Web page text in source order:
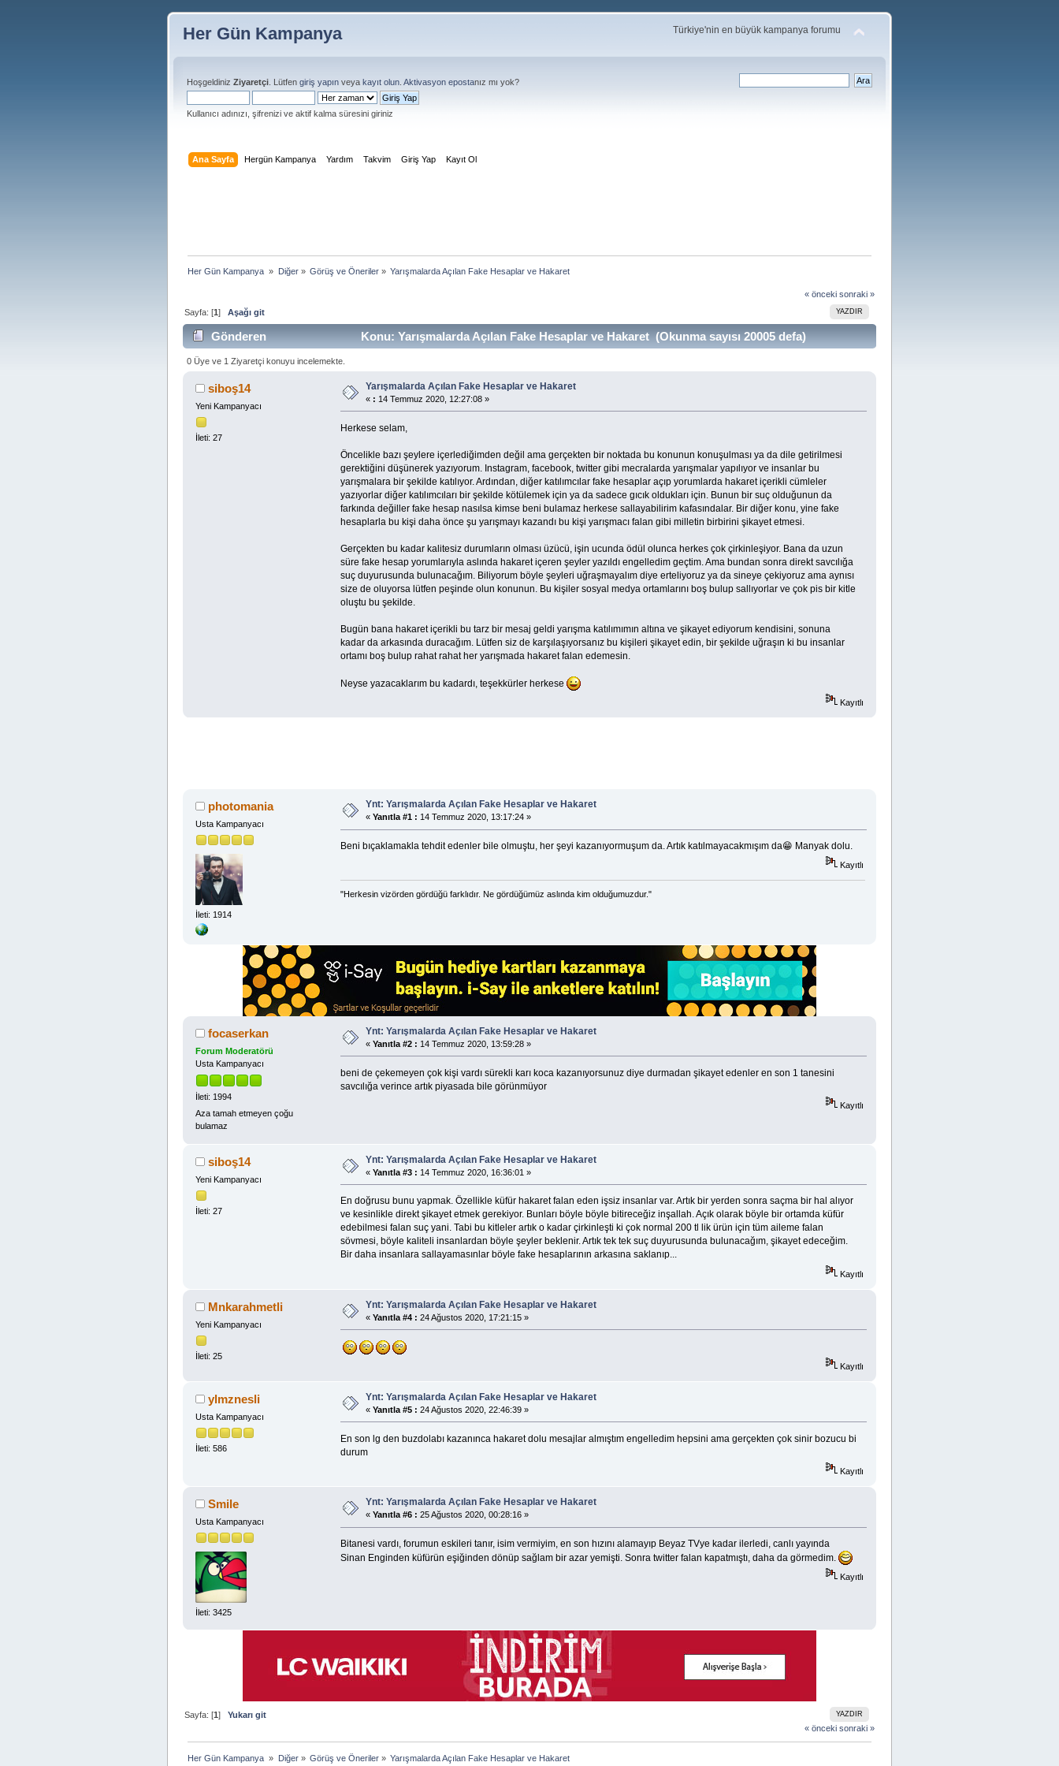
Her Gün Kampanya Türkiye'nin en büyük kampanya forumu
Hoşgeldiniz Ziyaretçi . Lütfen giriş yapın veya kayıt olun Aktivasyon epostanız mı yok?
Kullanıcı adınızı, şifrenizi ve aktif kalma süresini giriniz
Ana Sayfa Hergün Kampanya Yardım Takvim Giriş Yap Kayıt Ol
Her Gün Kampanya » Diğer» Görüş ve Öneriler» Yarışmalarda Açılan Fake Hesaplar ve Hakaret
« önceki sonraki »
YAZDIR
Sayfa: [1]Aşağı git
Gönderen Konu: Yarışmalarda Açılan Fake Hesaplar ve Hakaret (Okunma sayısı 20005 defa)
0 Üye ve 1 Ziyaretçi konuyu incelemekte.
siboş14
Yeni Kampanyacı
İleti: 27
Yarışmalarda Açılan Fake Hesaplar ve Hakaret
« : 14 Temmuz 2020, 12:27:08 »
Herkese selam,
Öncelikle bazı şeylere içerlediğimden değil ama gerçekten bir noktada bu konunun konuşulması ya da dile getirilmesi
gerektiğini düşünerek yazıyorum. Instagram, facebook, twitter gibi mecralarda yarışmalar yapılıyor ve insanlar bu
yarışmalara bir şekilde katılıyor. Ardından, diğer katılımcılar fake hesaplar açıp yorumlarda hakaret içerikli cümleler
yazıyorlar diğer katılımcıları bir şekilde kötülemek için ya da sadece gıcık oldukları için. Bunun bir suç olduğunun da
farkında değiller fake hesap nasılsa kimse beni bulamaz herkese sallayabilirim kafasındalar. Bir diğer konu, yine fake
hesaplarla bu kişi daha önce şu yarışmayı kazandı bu kişi yarışmacı falan gibi milletin birbirini şikayet etmesi.
Gerçekten bu kadar kalitesiz durumların olması üzücü, işin ucunda ödül olunca herkes çok çirkinleşiyor. Bana da uzun
süre fake hesap yorumlarıyla aslında hakaret içeren şeyler yazıldı engelledim geçtim. Ama bundan sonra direkt savcılığa
suç duyurusunda bulunacağım. Biliyorum böyle şeyleri uğraşmayalım diye erteliyoruz ya da sineye çekiyoruz ama aynısı
size de oluyorsa lütfen peşinde olun konunun. Bu kişiler sosyal medya ortamlarını boş bulup sallıyorlar ve çok pis bir kitle
oluştu bu şekilde.
Bugün bana hakaret içerikli bu tarz bir mesaj geldi yarışma katılımımın altına ve şikayet ediyorum kendisini, sonuna
kadar da arkasında duracağım. Lütfen siz de karşılaşıyorsanız bu kişileri şikayet edin, bir şekilde uğraşın ki bu insanlar
ortamı boş bulup rahat rahat her yarışmada hakaret falan edemesin.
Neyse yazacaklarım bu kadardı, teşekkürler herkese
Kayıtlı
photomania
Usta Kampanyacı
İleti: 1914
Ynt: Yarışmalarda Açılan Fake Hesaplar ve Hakaret
« Yanıtla #1 : 14 Temmuz 2020, 13:17:24 »
Beni bıçaklamakla tehdit edenler bile olmuştu, her şeyi kazanıyormuşum da. Artık katılmayacakmışım da😁 Manyak dolu.
Kayıtlı
"Herkesin vizörden gördüğü farklıdır. Ne gördüğümüz aslında kim olduğumuzdur."
focaserkan
Forum Moderatörü
Usta Kampanyacı
İleti: 1994
Aza tamah etmeyen çoğu
bulamaz
Ynt: Yarışmalarda Açılan Fake Hesaplar ve Hakaret
« Yanıtla #2 : 14 Temmuz 2020, 13:59:28 »
beni de çekemeyen çok kişi vardı sürekli karı koca kazanıyorsunuz diye durmadan şikayet edenler en son 1 tanesini
savcılığa verince artık piyasada bile görünmüyor
Kayıtlı
siboş14
Yeni Kampanyacı
İleti: 27
Ynt: Yarışmalarda Açılan Fake Hesaplar ve Hakaret
« Yanıtla #3 : 14 Temmuz 2020, 16:36:01 »
En doğrusu bunu yapmak. Özellikle küfür hakaret falan eden işsiz insanlar var. Artık bir yerden sonra saçma bir hal alıyor
ve kesinlikle direkt şikayet etmek gerekiyor. Bunları böyle böyle bitireceğiz inşallah. Açık olarak böyle bir ortamda küfür
edebilmesi falan suç yani. Tabi bu kitleler artık o kadar çirkinleşti ki çok normal 200 tl lik ürün için tüm aileme falan
sövmesi, böyle kaliteli insanlardan böyle şeyler beklenir. Artık tek tek suç duyurusunda bulunacağım, şikayet edeceğim.
Bir daha insanlara sallayamasınlar böyle fake hesaplarının arkasına saklanıp...
Kayıtlı
Mnkarahmetli
Yeni Kampanyacı
İleti: 25
Ynt: Yarışmalarda Açılan Fake Hesaplar ve Hakaret
« Yanıtla #4 : 24 Ağustos 2020, 17:21:15 »
Kayıtlı
ylmznesli
Usta Kampanyacı
İleti: 586
Ynt: Yarışmalarda Açılan Fake Hesaplar ve Hakaret
« Yanıtla #5 : 24 Ağustos 2020, 22:46:39 »
En son lg den buzdolabı kazanınca hakaret dolu mesajlar almıştım engelledim hepsini ama gerçekten çok sinir bozucu bi
durum
Kayıtlı
Smile
Usta Kampanyacı
İleti: 3425
Ynt: Yarışmalarda Açılan Fake Hesaplar ve Hakaret
« Yanıtla #6 : 25 Ağustos 2020, 00:28:16 »
Bitanesi vardı, forumun eskileri tanır, isim vermiyim, en son hızını alamayıp Beyaz TVye kadar ilerledi, canlı yayında
Sinan Enginden küfürün eşiğinden dönüp sağlam bir azar yemişti. Sonra twitter falan kapatmıştı, daha da görmedim.
Kayıtlı
YAZDIR
Sayfa: [1]Yukarı git
« önceki sonraki »
Her Gün Kampanya » Diğer» Görüş ve Öneriler» Yarışmalarda Açılan Fake Hesaplar ve Hakaret